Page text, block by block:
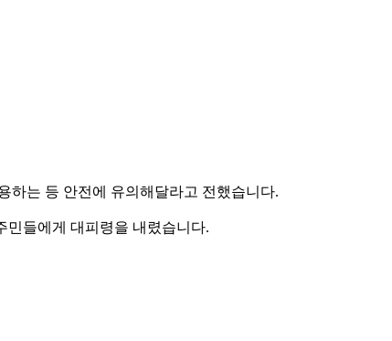
하는 등 안전에 유의해달라고 전했습니다.
민들에게 대피령을 내렸습니다.